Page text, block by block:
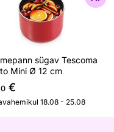
sügav Tescoma
Mini Ø 12 cm
€
18.08 - 25.08